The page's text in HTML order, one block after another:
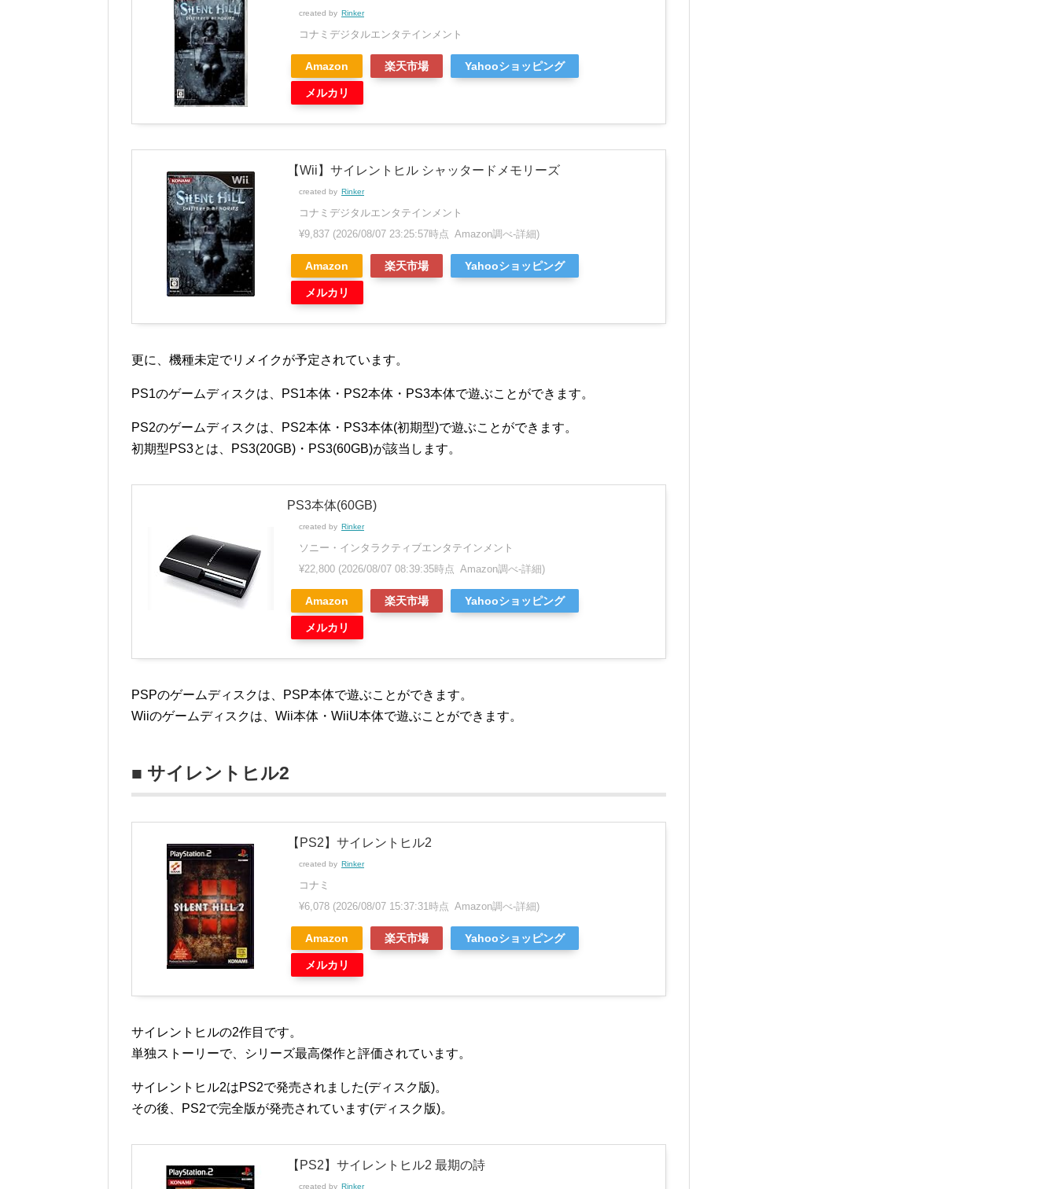
created by Rinker
コナミデジタルエンタテインメント
Amazon 楽天市場 Yahooショッピング
メルカリ
【Wii】サイレントヒル シャッタードメモリーズ
created by Rinker
コナミデジタルエンタテインメント
¥9,837 (2026/08/07 23:25:57時点 Amazon調べ-詳細)
Amazon 楽天市場 Yahooショッピング
メルカリ
更に、機種未定でリメイクが予定されています。
PS1のゲームディスクは、PS1本体・PS2本体・PS3本体で遊ぶことができます。
PS2のゲームディスクは、PS2本体・PS3本体(初期型)で遊ぶことができます。
初期型PS3とは、PS3(20GB)・PS3(60GB)が該当します。
PS3本体(60GB)
created by Rinker
ソニー・インタラクティブエンタテインメント
¥22,800 (2026/08/07 08:39:35時点 Amazon調べ-詳細)
Amazon 楽天市場 Yahooショッピング
メルカリ
PSPのゲームディスクは、PSP本体で遊ぶことができます。
Wiiのゲームディスクは、Wii本体・WiiU本体で遊ぶことができます。
■ サイレントヒル2
【PS2】サイレントヒル2
created by Rinker
コナミ
¥6,078 (2026/08/07 15:37:31時点 Amazon調べ-詳細)
Amazon 楽天市場 Yahooショッピング
メルカリ
サイレントヒルの2作目です。
単独ストーリーで、シリーズ最高傑作と評価されています。
サイレントヒル2はPS2で発売されました(ディスク版)。
その後、PS2で完全版が発売されています(ディスク版)。
【PS2】サイレントヒル2 最期の詩
created by Rinker